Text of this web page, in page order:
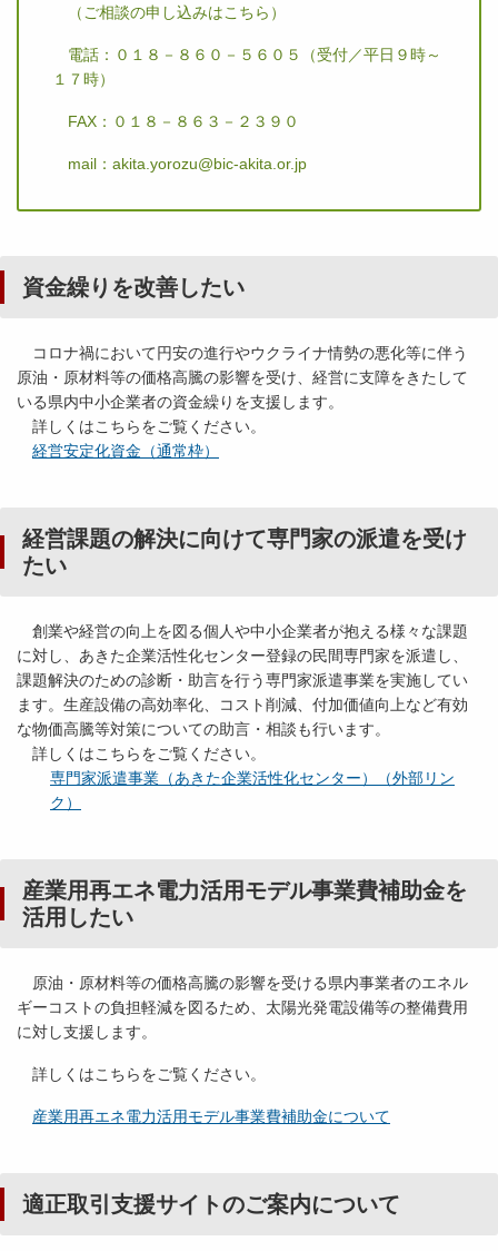
（ご相談の申し込みはこちら）
電話：０１８－８６０－５６０５（受付／平日９時～
１７時）
FAX：０１８－８６３－２３９０
mail：akita.yorozu@bic-akita.or.jp
資金繰りを改善したい
コロナ禍において円安の進行やウクライナ情勢の悪化等に伴う
原油・原材料等の価格高騰の影響を受け、経営に支障をきたして
いる県内中小企業者の資金繰りを支援します。
詳しくはこちらをご覧ください。
経営安定化資金（通常枠）
経営課題の解決に向けて専門家の派遣を受け
たい
創業や経営の向上を図る個人や中小企業者が抱える様々な課題
に対し、あきた企業活性化センター登録の民間専門家を派遣し、
課題解決のための診断・助言を行う専門家派遣事業を実施してい
ます。生産設備の高効率化、コスト削減、付加価値向上など有効
な物価高騰等対策についての助言・相談も行います。
詳しくはこちらをご覧ください。
専門家派遣事業（あきた企業活性化センター）（外部リン
ク）
産業用再エネ電力活用モデル事業費補助金を
活用したい
原油・原材料等の価格高騰の影響を受ける県内事業者のエネル
ギーコストの負担軽減を図るため、太陽光発電設備等の整備費用
に対し支援します。
詳しくはこちらをご覧ください。
産業用再エネ電力活用モデル事業費補助金について
適正取引支援サイトのご案内について